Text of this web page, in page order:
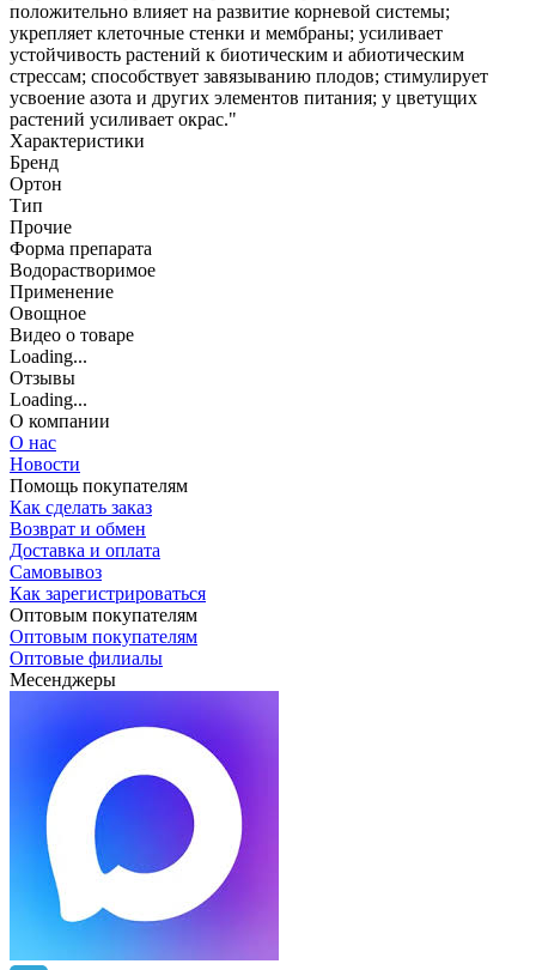
положительно влияет на развитие корневой системы;
укрепляет клеточные стенки и мембраны; усиливает
устойчивость растений к биотическим и абиотическим
стрессам; способствует завязыванию плодов; стимулирует
усвоение азота и других элементов питания; у цветущих
растений усиливает окрас."
Характеристики
Бренд
Ортон
Тип
Прочие
Форма препарата
Водорастворимое
Применение
Овощное
Видео о товаре
Loading...
Отзывы
Loading...
О компании
О нас
Новости
Помощь покупателям
Как сделать заказ
Возврат и обмен
Доставка и оплата
Самовывоз
Как зарегистрироваться
Оптовым покупателям
Оптовым покупателям
Оптовые филиалы
Месенджеры